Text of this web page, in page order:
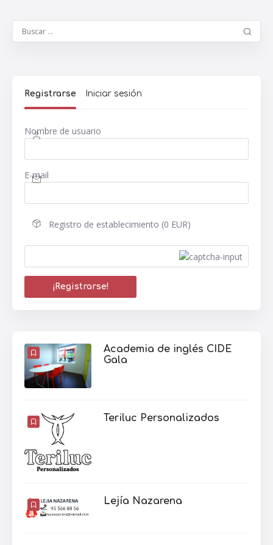
Registrarse Iniciar sesión
Nombre de usuario
E-mail
Registro de establecimiento (0 EUR)
Academia de inglés CIDE
Gala
Teriluc Personalizados
Lejía Nazarena